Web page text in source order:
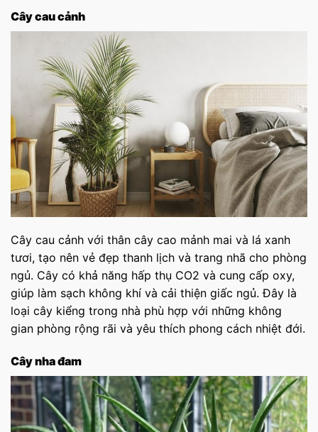
Cây cau cảnh
Cây cau cảnh với thân cây cao mảnh mai và lá xanh
tươi, tạo nên vẻ đẹp thanh lịch và trang nhã cho phòng
ngủ. Cây có khả năng hấp thụ CO2 và cung cấp oxy,
giúp làm sạch không khí và cải thiện giấc ngủ. Đây là
loại cây kiểng trong nhà phù hợp với những không
gian phòng rộng rãi và yêu thích phong cách nhiệt đới.
Cây nha đam